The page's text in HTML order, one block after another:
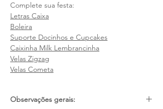
Complete sua festa:
Letras Caixa
Boleira
Suporte Docinhos e Cupcakes
Caixinha Milk Lembrancinha
Velas Zigzag
Velas Cometa
Observações gerais: